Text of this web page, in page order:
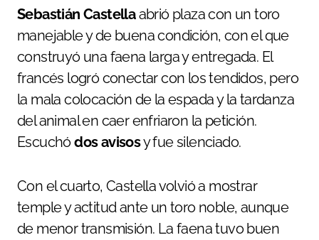
Sebastián Castellaabrió plaza con un toro
manejable y de buena condición, con el que
construyó una faena larga y entregada. El
francés logró conectar con los tendidos, pero
la mala colocación de la espada y la tardanza
del animal en caer enfriaron la petición.
Escuchódos avisosy fue silenciado.
Con el cuarto, Castella volvió a mostrar
temple y actitud ante un toro noble, aunque
de menor transmisión. La faena tuvo buen